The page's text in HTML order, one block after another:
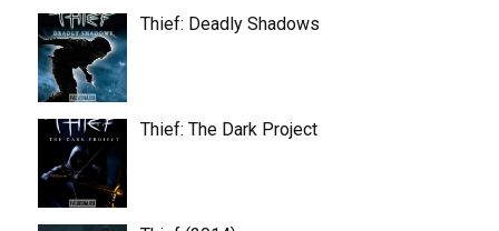
Thief: Deadly Shadows
Thief: The Dark Project